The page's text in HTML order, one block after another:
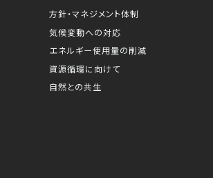
方針・マネジメント体制
気候変動への対応
エネルギー使用量の削減
資源循環に向けて
自然との共生